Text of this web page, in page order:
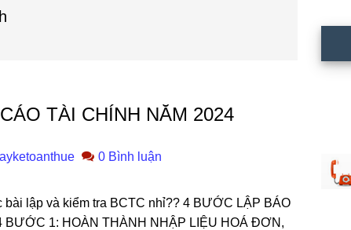
TÀI CHÍNH NĂM 2024
0 Bình luận
bài lập và kiểm tra BCTC nhỉ?? 4 BƯỚC LẬP BÁO
BƯỚC 1: HOÀN THÀNH NHẬP LIỆU HOÁ ĐƠN,